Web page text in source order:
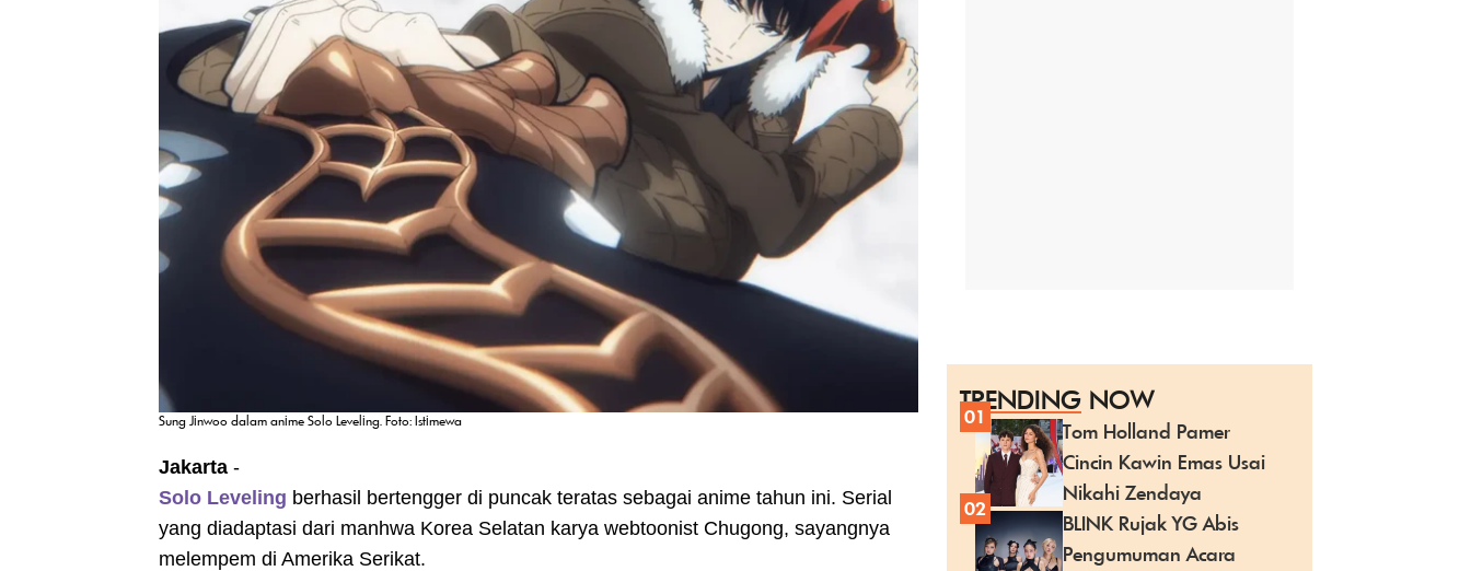
Sung Jinwoo dalam anime Solo Leveling. Foto: Istimewa
Jakarta -
Solo Leveling berhasil bertengger di puncak teratas sebagai anime tahun ini. Serial
yang diadaptasi dari manhwa Korea Selatan karya webtoonist Chugong, sayangnya
melempem di Amerika Serikat.
TRENDING NOW
01
Tom Holland Pamer
Cincin Kawin Emas Usai
Nikahi Zendaya
02
BLINK Rujak YG Abis
Pengumuman Acara